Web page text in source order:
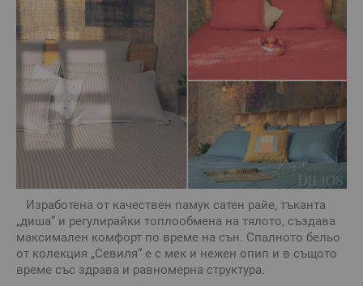
Изработена от качествен памук сатен райе, тъканта
„диша“ и регулирайки топлообмена на тялото, създава
максимален комфорт по време на сън. Спалното бельо
от колекция „Севиля“ е с мек и нежен опип и в същото
време със здрава и равномерна структура.